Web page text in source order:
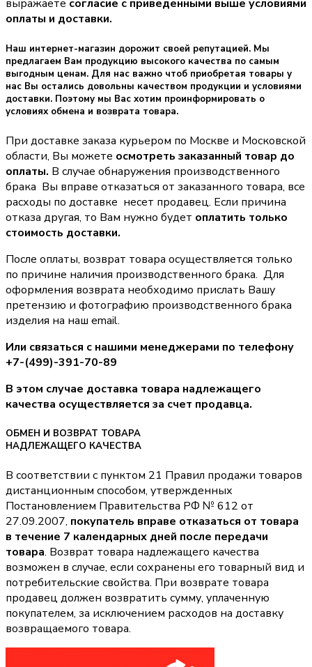
выражаете согласие с приведенными выше условиями
оплаты и доставки.
Наш интернет-магазин дорожит своей репутацией. Мы
предлагаем Вам продукцию высокого качества по самым
выгодным ценам. Для нас важно чтоб приобретая товары у
нас Вы остались довольны качеством продукции и условиями
доставки. Поэтому мы Вас хотим проинформировать о
условиях обмена и возврата товара.
При доставке заказа курьером по Москве и Московской
области, Вы можете осмотреть заказанный товар до
оплаты. В случае обнаружения производственного
брака Вы вправе отказаться от заказанного товара, все
расходы по доставке несет продавец. Если причина
отказа другая, то Вам нужно будет оплатить только
стоимость доставки.
После оплаты, возврат товара осуществляется только
по причине наличия производственного брака. Для
оформления возврата необходимо прислать Вашу
претензию и фотографию производственного брака
изделия на наш email.
Или связаться с нашими менеджерами по телефону
+7-(499)-391-70-89
В этом случае доставка товара надлежащего
качества осуществляется за счет продавца.
ОБМЕН И ВОЗВРАТ ТОВАРА
НАДЛЕЖАЩЕГО КАЧЕСТВА
В соответствии с пунктом 21 Правил продажи товаров
дистанционным способом, утвержденных
Постановлением Правительства РФ № 612 от
27.09.2007, покупатель вправе отказаться от товара
в течение 7 календарных дней после передачи
товара. Возврат товара надлежащего качества
возможен в случае, если сохранены его товарный вид и
потребительские свойства. При возврате товара
продавец должен возвратить сумму, уплаченную
покупателем, за исключением расходов на доставку
возвращаемого товара.